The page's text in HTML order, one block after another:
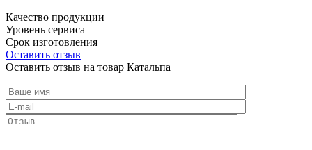
Качество продукции
Уровень сервиса
Срок изготовления
Оставить отзыв
Оставить отзыв на товар Катальпа